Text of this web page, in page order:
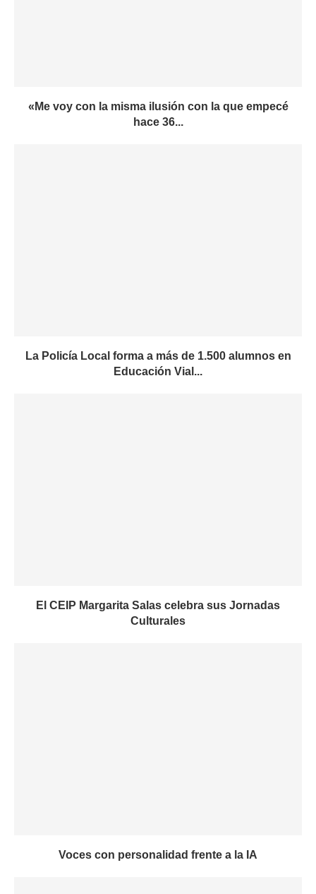
«Me voy con la misma ilusión con la que empecé
hace 36...
La Policía Local forma a más de 1.500 alumnos en
Educación Vial...
El CEIP Margarita Salas celebra sus Jornadas
Culturales
Voces con personalidad frente a la IA